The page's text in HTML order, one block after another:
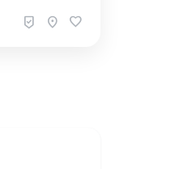
beenhere location_on favorite